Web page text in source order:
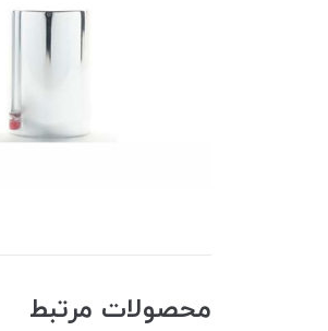
محصولات مرتبط